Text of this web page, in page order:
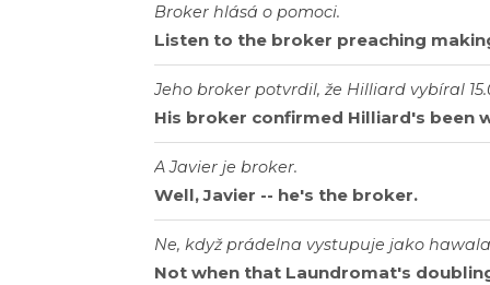
Broker hlásá o pomoci.
Listen to the broker preaching
Jeho broker potvrdil, že Hilliard vybíral
His broker confirmed Hilliard's been
A Javier je broker.
Well, Javier -- he's the broker.
Ne, když prádelna vystupuje jako
Not when that Laundromat's